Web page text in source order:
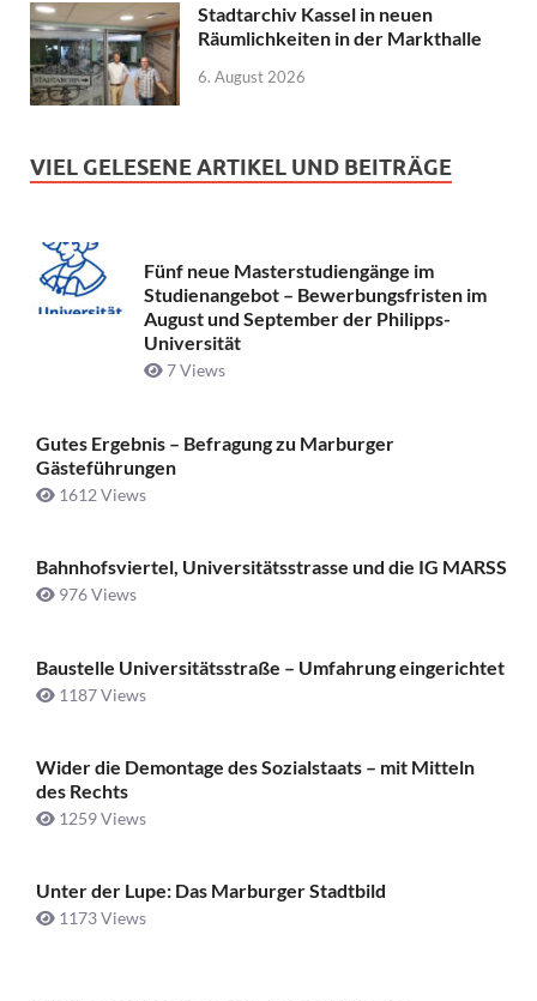
Stadtarchiv Kassel in neuen
Räumlichkeiten in der Markthalle
6. August 2026
VIEL GELESENE ARTIKEL UND BEITRÄGE
Fünf neue Masterstudiengänge im
Studienangebot – Bewerbungsfristen im
August und September der Philipps-
Universität
7 Views
Gutes Ergebnis – Befragung zu Marburger
Gästeführungen
1612 Views
Bahnhofsviertel, Universitätsstrasse und die IG MARSS
976 Views
Baustelle Universitätsstraße ­– Umfahrung eingerichtet
1187 Views
Wider die Demontage des Sozialstaats – mit Mitteln
des Rechts
1259 Views
Unter der Lupe: Das Marburger Stadtbild
1173 Views